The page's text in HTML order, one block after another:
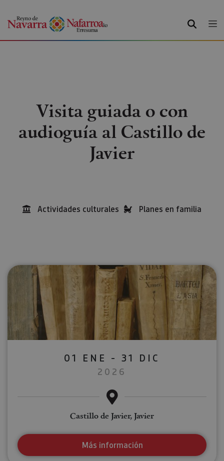
BUSCAR
Visita guiada o con
audioguía al Castillo de
Javier
Actividades culturales Planes en familia
01 ENE - 31 DIC
2026
Castillo de Javier, Javier
Más información